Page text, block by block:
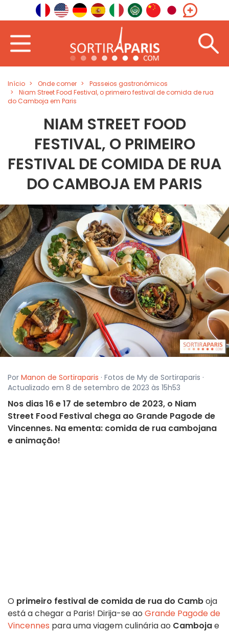
Início Onde comer
Passeios gastronómicos
Niam Street Food Festival, o primeiro festival de comida de rua
do Camboja em Paris
NIAM STREET FOOD
FESTIVAL, O PRIMEIRO
FESTIVAL DE COMIDA DE RUA
DO CAMBOJA EM PARIS
Por Manon de Sortiraparis · Fotos de My de Sortiraparis ·
Actualizado em 8 de setembro de 2023 às 15h53
Nos dias 16 e 17 de setembro de 2023, o Niam
Street Food Festival chega ao Grande Pagode de
Vincennes. Na ementa: comida de rua cambojana
e animação!
O primeiro festival de comida de rua do Camboja
está a chegar a Paris! Dirija-se ao Grande Pagode de
Vincennes para uma viagem culinária ao Cambojae